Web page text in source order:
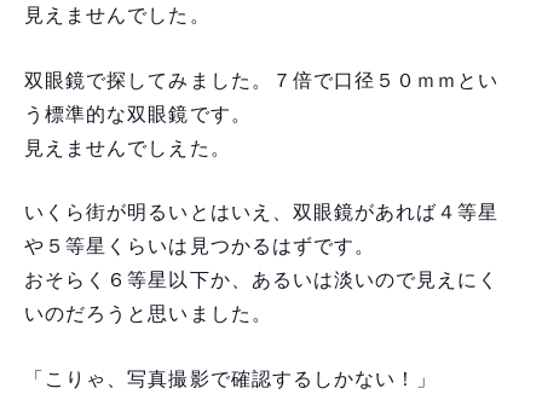
見えませんでした。
双眼鏡で探してみました。７倍で口径５０ｍｍとい
う標準的な双眼鏡です。
見えませんでしえた。
いくら街が明るいとはいえ、双眼鏡があれば４等星
や５等星くらいは見つかるはずです。
おそらく６等星以下か、あるいは淡いので見えにく
いのだろうと思いました。
「こりゃ、写真撮影で確認するしかない！」